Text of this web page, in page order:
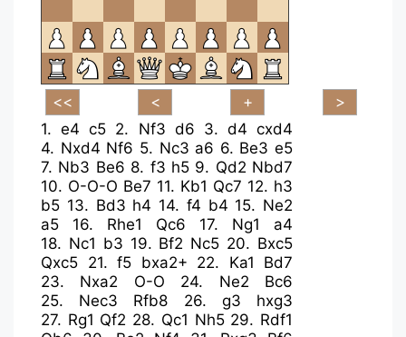
1.e4 c5 2. Nf3 d6 3. d4 cxd4
4. Nxd4 Nf6 5. Nc3 a6 6. Be3 e5
7. Nb3 Be6 8. f3 h5 9. Qd2 Nbd7
10. O-O-O Be7 11. Kb1 Qc7 12. h3
b5 13. Bd3 h4 14. f4 b4 15. Ne2
a5
16. Rhe1 Qc6 17. Ng1
a4
18. Nc1 b3 19. Bf2 Nc5 20. Bxc5
Qxc5 21. f5 bxa2+ 22. Ka1
Bd7
23. Nxa2 O-O 24. Ne2
Bc6
25. Nec3 Rfb8 26. g3
hxg3
27. Rg1 Qf2 28. Qc1 Nh5 29. Rdf1